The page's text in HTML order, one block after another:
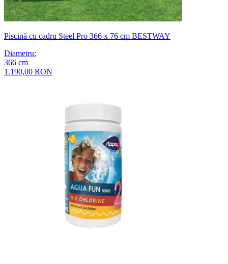
Piscină cu cadru Steel Pro 366 x 76 cm BESTWAY
Diametru:
366 cm
1.190,00 RON